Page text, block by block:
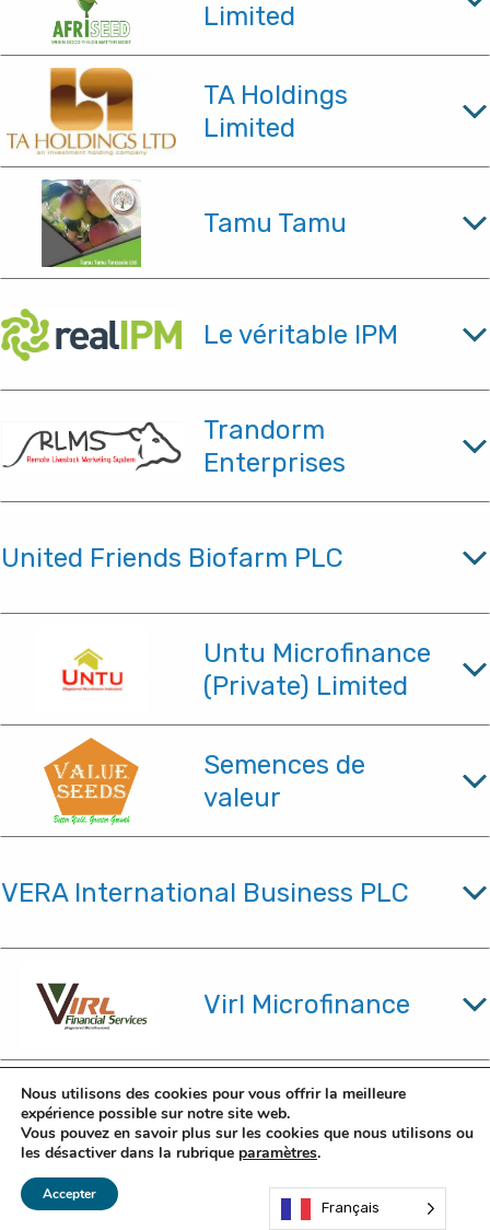
Limited
TA Holdings
Limited
Tamu Tamu
Le véritable IPM
Trandorm
Enterprises
United Friends Biofarm PLC
Untu Microfinance
(Private) Limited
Semences de
valeur
VERA International Business PLC
Virl Microfinance
VITALITE Zambia
Limited
Nous utilisons des cookies pour vous offrir la meilleure
expérience possible sur notre site web.
Vous pouvez en savoir plus sur les cookies que nous utilisons ou
les désactiver dans la rubrique paramètres.
Accepter
Français